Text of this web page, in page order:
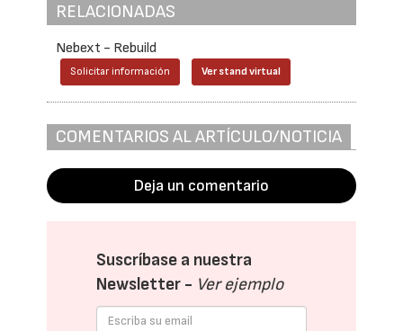
RELACIONADAS
Nebext - Rebuild
Solicitar información Ver stand virtual
COMENTARIOS AL ARTÍCULO/NOTICIA
Deja un comentario
Suscríbase a nuestra
Newsletter - Ver ejemplo